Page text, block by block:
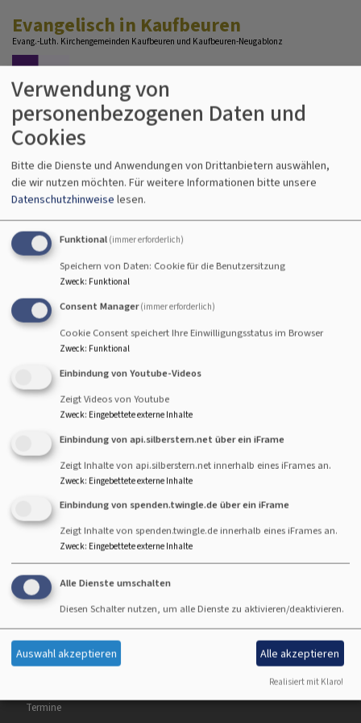
zum
Inhalt
Evangelisch in Kaufbeuren
Evang.-Luth. Kirchengemeinden Kaufbeuren und Kaufbeuren-Neugablonz
Hauptnavigation
Startseite
Gemeindebrief
Die aktuelle Ausgabe 2 - 2025 finden Sie
hier.
Zu den älteren Ausgaben klicken
hier in unser Archiv.
Hauptnavigation
Dreifaltigkeitskirche
Christuskirche
Begleitung &
Beratung
Spiritualität &
Kultur
Termine
Kontakt
Cookie-Einstellungen
Anmelden
Verwendung von
personenbezogenen Daten und
Cookies
Bitte die Dienste und Anwendungen von Drittanbietern auswählen,
die wir nutzen möchten. Für weitere Informationen bitte unsere
Datenschutzhinweise lesen.
Funktional (immer erforderlich)
Speichern von Daten: Cookie für die Benutzersitzung
Zweck: Funktional
Consent Manager (immer erforderlich)
Cookie Consent speichert Ihre Einwilligungsstatus im Browser
Zweck: Funktional
Einbindung von Youtube-Videos
Zeigt Videos von Youtube
Zweck: Eingebettete externe Inhalte
Einbindung von api.silberstern.net über ein iFrame
Zeigt Inhalte von api.silberstern.net innerhalb eines iFrames an.
Zweck: Eingebettete externe Inhalte
Einbindung von spenden.twingle.de über ein iFrame
Zeigt Inhalte von spenden.twingle.de innerhalb eines iFrames an.
Zweck: Eingebettete externe Inhalte
Alle Dienste umschalten
Diesen Schalter nutzen, um alle Dienste zu aktivieren/deaktivieren.
Auswahl akzeptieren Alle akzeptieren
Realisiert mit Klaro!